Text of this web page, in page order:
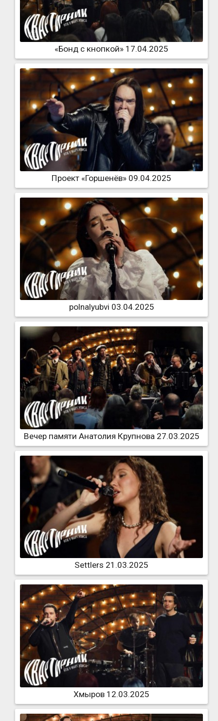
«Бонд с кнопкой» 17.04.2025
Проект «Горшенёв» 09.04.2025
polnalyubvi 03.04.2025
Вечер памяти Анатолия Крупнова 27.03.2025
Settlers 21.03.2025
Хмыров 12.03.2025